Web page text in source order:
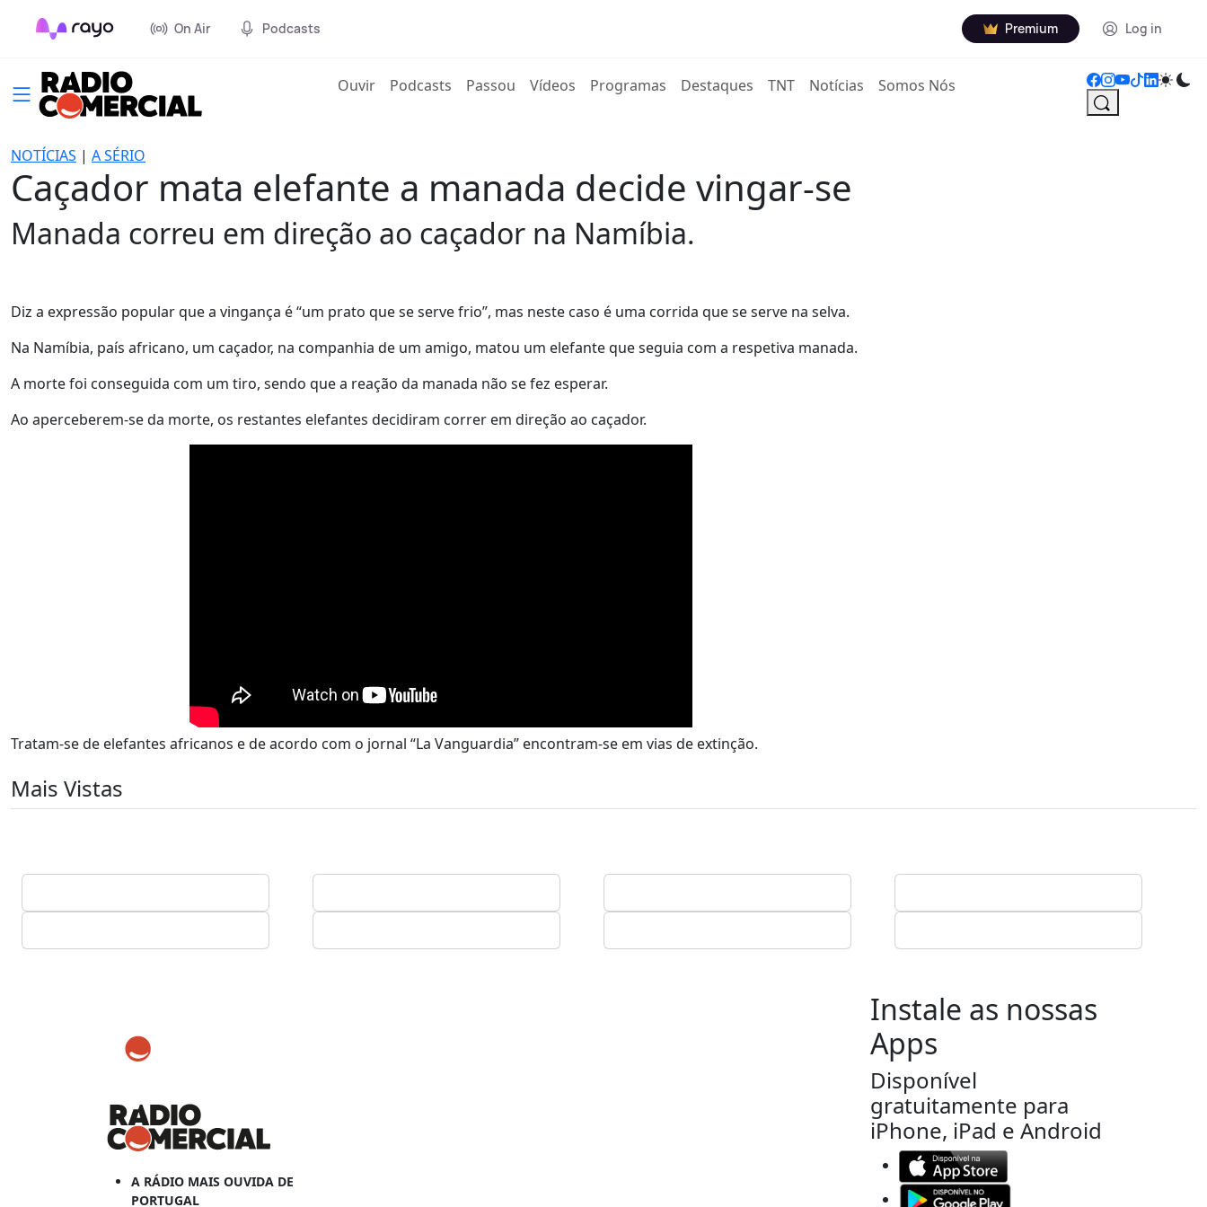
On Air Podcasts Premium Log in
Ouvir(current)
Podcasts Passou Vídeos Programas Destaques TNT Notícias Somos Nós
NOTÍCIAS | A SÉRIO
Caçador mata elefante a manada decide vingar-se
Manada correu em direção ao caçador na Namíbia.
Diz a expressão popular que a vingança é “um prato que se serve frio”, mas neste caso é uma corrida que se serve na selva.
Na Namíbia, país africano, um caçador, na companhia de um amigo, matou um elefante que seguia com a respetiva manada.
A morte foi conseguida com um tiro, sendo que a reação da manada não se fez esperar.
Ao aperceberem-se da morte, os restantes elefantes decidiram correr em direção ao caçador.
Tratam-se de elefantes africanos e de acordo com o jornal “La Vanguardia” encontram-se em vias de extinção.
Mais Vistas
A RÁDIO MAIS OUVIDA DE
PORTUGAL
Instale as nossas
Apps
Disponível
gratuitamente para
iPhone, iPad e Android